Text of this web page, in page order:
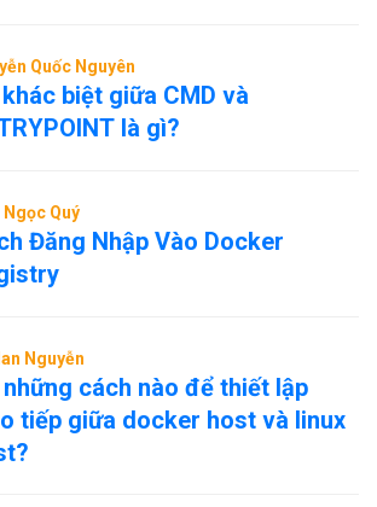
Quốc Nguyên
biệt giữa CMD và
là gì?
Ngọc Quý
Đăng Nhập Vào Docker
Nguyễn
những cách nào để thiết lập
tiếp giữa docker host và linux